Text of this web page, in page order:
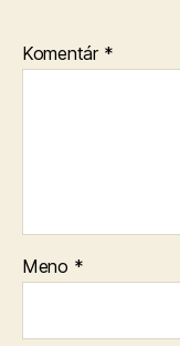
Komentár *
Meno *